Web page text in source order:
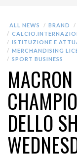
ALL NEWS BRAND
ISTITUZIONE E
MERCHANDISING
SPORT BUSINESS
DELLO